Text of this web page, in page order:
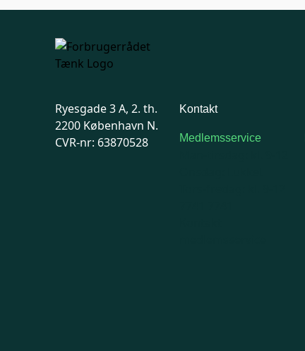
Ryesgade 3 A, 2. th.
2200 København N.
CVR-nr: 63870528
Kontakt
Medlemsservice